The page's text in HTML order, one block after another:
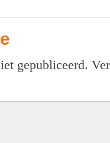
gepubliceerd.